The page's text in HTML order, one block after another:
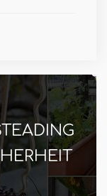
Beste
16